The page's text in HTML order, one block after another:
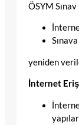
ÖSYM
yeniden
İnternet